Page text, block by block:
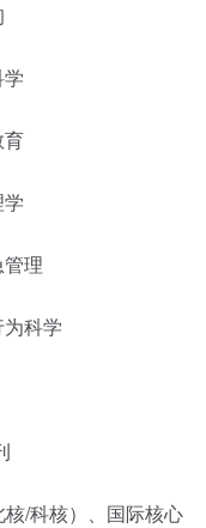
育
理
科学
/科核）、国际核心